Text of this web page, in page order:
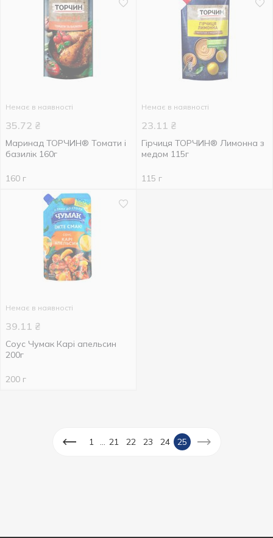
Немає в наявності
35.72 ₴
Маринад ТОРЧИН® Томати і
базилік 160г
160 г
Немає в наявності
23.11 ₴
Гірчиця ТОРЧИН® Лимонна з
медом 115г
115 г
Немає в наявності
39.11 ₴
Соус Чумак Карі апельсин
200г
200 г
1 21 22 23 24 25